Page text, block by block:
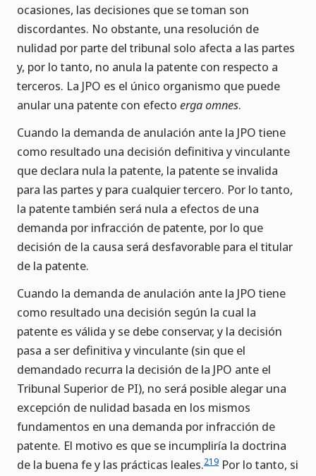
ocasiones, las decisiones que se toman son
discordantes. No obstante, una resolución de
nulidad por parte del tribunal solo afecta a las partes
y, por lo tanto, no anula la patente con respecto a
terceros. La JPO es el único organismo que puede
anular una patente con efecto erga omnes.
Cuando la demanda de anulación ante la JPO tiene
como resultado una decisión definitiva y vinculante
que declara nula la patente, la patente se invalida
para las partes y para cualquier tercero. Por lo tanto,
la patente también será nula a efectos de una
demanda por infracción de patente, por lo que
decisión de la causa será desfavorable para el titular
de la patente.
Cuando la demanda de anulación ante la JPO tiene
como resultado una decisión según la cual la
patente es válida y se debe conservar, y la decisión
pasa a ser definitiva y vinculante (sin que el
demandado recurra la decisión de la JPO ante el
Tribunal Superior de PI), no será posible alegar una
excepción de nulidad basada en los mismos
fundamentos en una demanda por infracción de
patente. El motivo es que se incumpliría la doctrina
de la buena fe y las prácticas leales.219 Por lo tanto, si